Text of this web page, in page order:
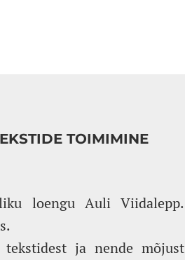
TOIMIMINE
loengu Auli Viidalepp.
ja nende mõjust